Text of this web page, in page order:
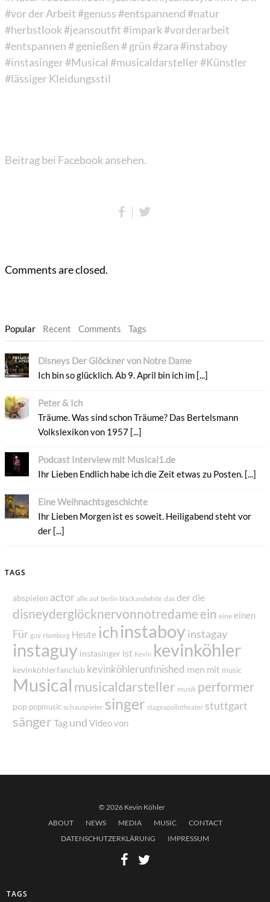
#vor der Arbeit#genuss#entspannend#natur
#herbstlook#jeansoutfit#impark#vorderarbeit
#entspannen# genießen# grün#zara#instaboy
#instasinger#Musical #musicaldarsteller#Künstler
#lässiger Kleidungsstil
Beitrag bei Facebook ansehen.
Comments are closed.
Popular Recent Comments Tags
Disneys Der Glöckner von Notre Dame
Ich bin so glücklich. Ab 9. April bin ich im [...]
Peter & Ich
Träume. Was sind schon Träume? Das Bertelsmann
Volkslexikon von 1957 [...]
Podcast Interview mit Musical1.de
Ihr Lieben Endlich habe ich die Zeit etwas zu Posten. [...]
Eine Weihnachtsgeschichte
Ihr Lieben Morgen ist es soweit. Heiligabend steht vor
der [...]
TAGS
abspielen actor alle auf berlin blackandwhite das derdie
disneyderglöcknervonnotredame ein eine einen
Für guy Hamburg Heute ichinstaboy instagay
instaguy instasinger ist Kevin kevinköhler
kevinköhlerfanclub kevinköhlerunfinished men mit music
Musical musicaldarsteller musik performer
pop popmusic schauspieler singer stageapollotheater stuttgart
sänger Tag und Video von
© 2026 Kevin Köhler
ABOUT
NEWS MEDIA MUSIC
CONTACT
DATENSCHUTZERKLÄRUNG
IMPRESSUM
TAGS